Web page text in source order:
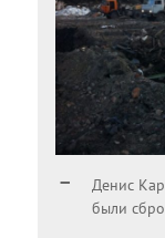
Денис
были